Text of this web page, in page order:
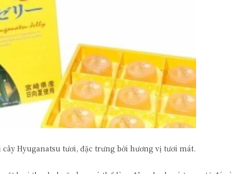
Hyuganatsu tươi, đặc trưng bởi hương vị tươi mát.